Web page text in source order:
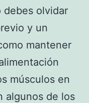
debes olvidar
y un
mantener
músculos en
algunos de los